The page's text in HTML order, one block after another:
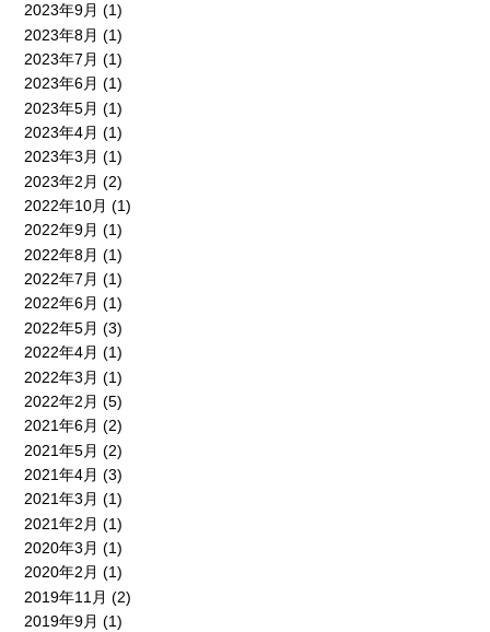
2023年9月 (1)
2023年8月 (1)
2023年7月 (1)
2023年6月 (1)
2023年5月 (1)
2023年4月 (1)
2023年3月 (1)
2023年2月 (2)
2022年10月 (1)
2022年9月 (1)
2022年8月 (1)
2022年7月 (1)
2022年6月 (1)
2022年5月 (3)
2022年4月 (1)
2022年3月 (1)
2022年2月 (5)
2021年6月 (2)
2021年5月 (2)
2021年4月 (3)
2021年3月 (1)
2021年2月 (1)
2020年3月 (1)
2020年2月 (1)
2019年11月 (2)
2019年9月 (1)